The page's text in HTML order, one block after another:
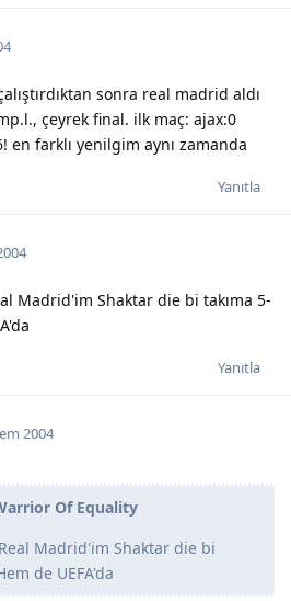
sonra real madrid aldı
çeyrek final. ilk maç: ajax:0
en farklı yenilgim aynı zamanda
Yanıtla
Madrid'im Shaktar die bi takıma 5-
Yanıtla
2004
Of Equality
Madrid'im Shaktar die bi
de UEFA'da